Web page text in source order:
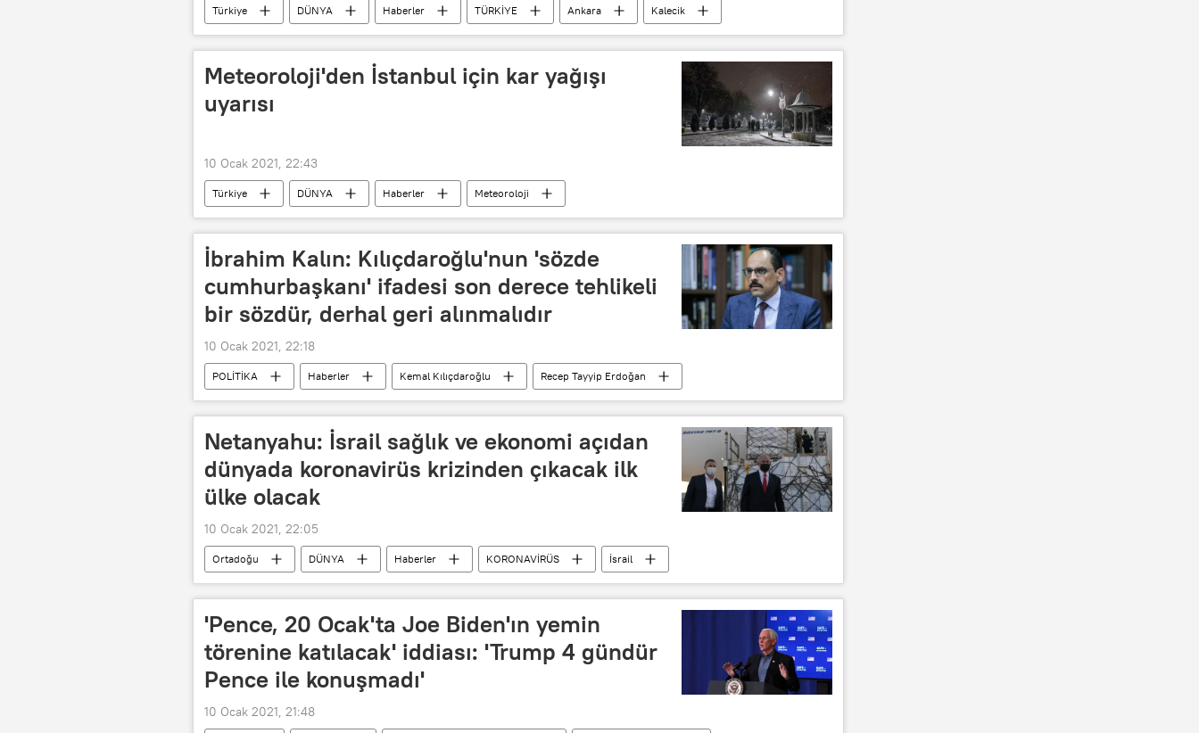
Türkiye DÜNYA Haberler TÜRKİYE Ankara
Kalecik
AFAD
Deprem
Meteoroloji'den İstanbul için kar yağışı
uyarısı
10 Ocak 2021, 22:43
Türkiye DÜNYA Haberler
Meteoroloji
Meteoroloji Genel Müdürlüğü
İstanbul Kar
İbrahim Kalın: Kılıçdaroğlu'nun 'sözde
cumhurbaşkanı' ifadesi son derece tehlikeli
bir sözdür, derhal geri alınmalıdır
10 Ocak 2021, 22:18
POLİTİKA Haberler Kemal Kılıçdaroğlu
Recep Tayyip Erdoğan
İbrahim Kalın
Netanyahu: İsrail sağlık ve ekonomi açıdan
dünyada koronavirüs krizinden çıkacak ilk
ülke olacak
10 Ocak 2021, 22:05
Ortadoğu DÜNYA Haberler KORONAVİRÜS
İsrail
Benyamin Netanyahu
Koronavirüs
'Pence, 20 Ocak'ta Joe Biden'ın yemin
törenine katılacak' iddiası: 'Trump 4 gündür
Pence ile konuşmadı'
10 Ocak 2021, 21:48